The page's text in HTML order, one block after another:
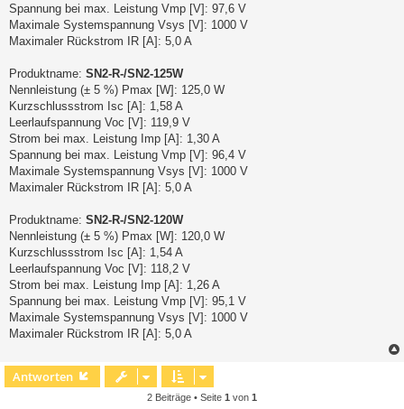
Spannung bei max. Leistung Vmp [V]: 97,6 V
Maximale Systemspannung Vsys [V]: 1000 V
Maximaler Rückstrom IR [A]: 5,0 A
Produktname: SN2-R-/SN2-125W
Nennleistung (± 5 %) Pmax [W]: 125,0 W
Kurzschlussstrom Isc [A]: 1,58 A
Leerlaufspannung Voc [V]: 119,9 V
Strom bei max. Leistung Imp [A]: 1,30 A
Spannung bei max. Leistung Vmp [V]: 96,4 V
Maximale Systemspannung Vsys [V]: 1000 V
Maximaler Rückstrom IR [A]: 5,0 A
Produktname: SN2-R-/SN2-120W
Nennleistung (± 5 %) Pmax [W]: 120,0 W
Kurzschlussstrom Isc [A]: 1,54 A
Leerlaufspannung Voc [V]: 118,2 V
Strom bei max. Leistung Imp [A]: 1,26 A
Spannung bei max. Leistung Vmp [V]: 95,1 V
Maximale Systemspannung Vsys [V]: 1000 V
Maximaler Rückstrom IR [A]: 5,0 A
Antworten
2 Beiträge • Seite 1 von 1